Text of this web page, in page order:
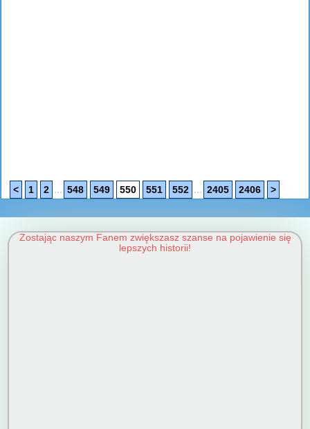
< 1 2 ... 548 549 550 551 552 ... 2405 2406 >
Zostając naszym Fanem zwiększasz szanse na pojawienie się
lepszych historii!